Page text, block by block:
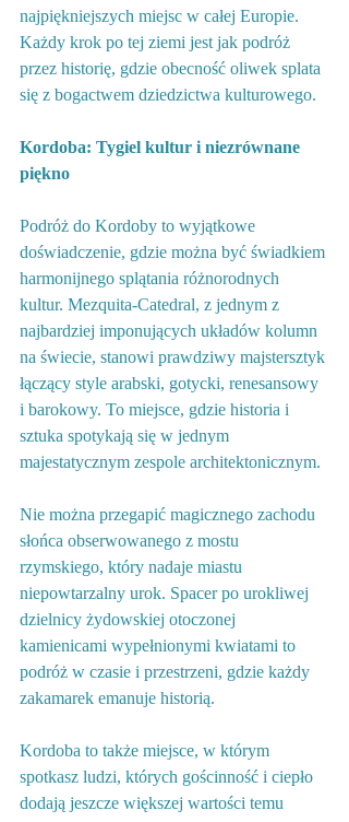
najpiękniejszych miejsc w całej Europie.
Każdy krok po tej ziemi jest jak podróż
przez historię, gdzie obecność oliwek splata
się z bogactwem dziedzictwa kulturowego.
Kordoba: Tygiel kultur i niezrównane
piękno
Podróż do Kordoby to wyjątkowe
doświadczenie, gdzie można być świadkiem
harmonijnego splątania różnorodnych
kultur. Mezquita-Catedral, z jednym z
najbardziej imponujących układów kolumn
na świecie, stanowi prawdziwy majstersztyk
łączący style arabski, gotycki, renesansowy
i barokowy. To miejsce, gdzie historia i
sztuka spotykają się w jednym
majestatycznym zespole architektonicznym.
Nie można przegapić magicznego zachodu
słońca obserwowanego z mostu
rzymskiego, który nadaje miastu
niepowtarzalny urok. Spacer po urokliwej
dzielnicy żydowskiej otoczonej
kamienicami wypełnionymi kwiatami to
podróż w czasie i przestrzeni, gdzie każdy
zakamarek emanuje historią.
Kordoba to także miejsce, w którym
spotkasz ludzi, których gościnność i ciepło
dodają jeszcze większej wartości temu